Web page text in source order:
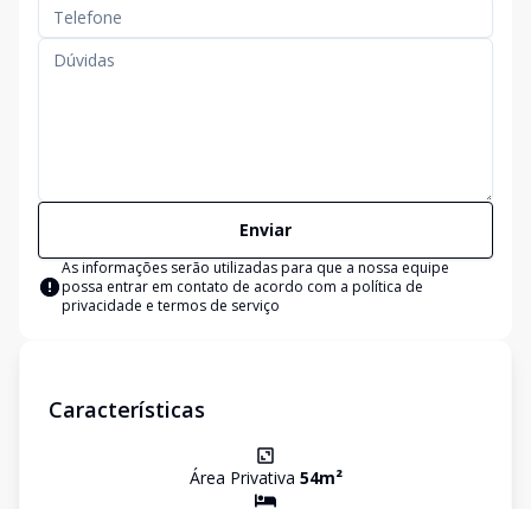
Enviar
As informações serão utilizadas para que a nossa equipe
possa entrar em contato de acordo com a política de
privacidade e termos de serviço
Características
Área Privativa 54m²